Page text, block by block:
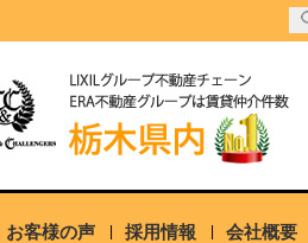
お客様の声 採用情報 会社概要